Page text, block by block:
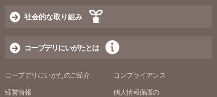
社会的な取り組み
コープデリにいがたとは
コープデリにいがたのご紹介
経営情報
コンプライアンス
個人情報保護の